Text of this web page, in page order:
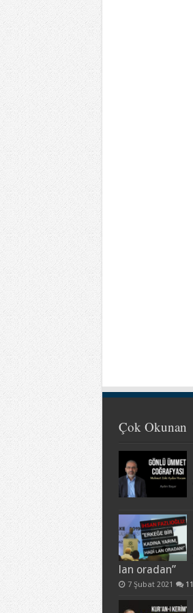
Çok Okunan
lan oradan”
7 Şubat 2021 11